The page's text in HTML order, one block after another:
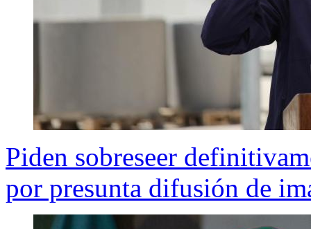
Piden sobreseer
por presunta difusión de